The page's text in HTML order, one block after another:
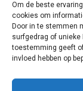
Om de beste
cookies om
Door in te stemmen
surfgedrag of unieke
toestemming geeft
invloed hebben op